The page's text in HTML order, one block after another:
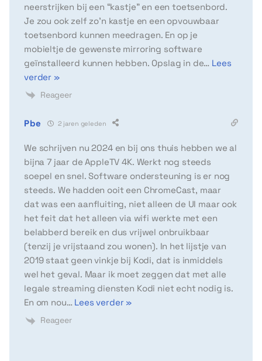
neerstrijken bij een “kastje” en een toetsenbord.
Je zou ook zelf zo’n kastje en een opvouwbaar
toetsenbord kunnen meedragen. En op je
mobieltje de gewenste mirroring software
geïnstalleerd kunnen hebben. Opslag in de… Lees
verder »
Reageer
Pbe 2 jaren geleden
We schrijven nu 2024 en bij ons thuis hebben we al
bijna 7 jaar de AppleTV 4K. Werkt nog steeds
soepel en snel. Software ondersteuning is er nog
steeds. We hadden ooit een ChromeCast, maar
dat was een aanfluiting, niet alleen de UI maar ook
het feit dat het alleen via wifi werkte met een
belabberd bereik en dus vrijwel onbruikbaar
(tenzij je vrijstaand zou wonen). In het lijstje van
2019 staat geen vinkje bij Kodi, dat is inmiddels
wel het geval. Maar ik moet zeggen dat met alle
legale streaming diensten Kodi niet echt nodig is.
En om nou… Lees verder »
Reageer